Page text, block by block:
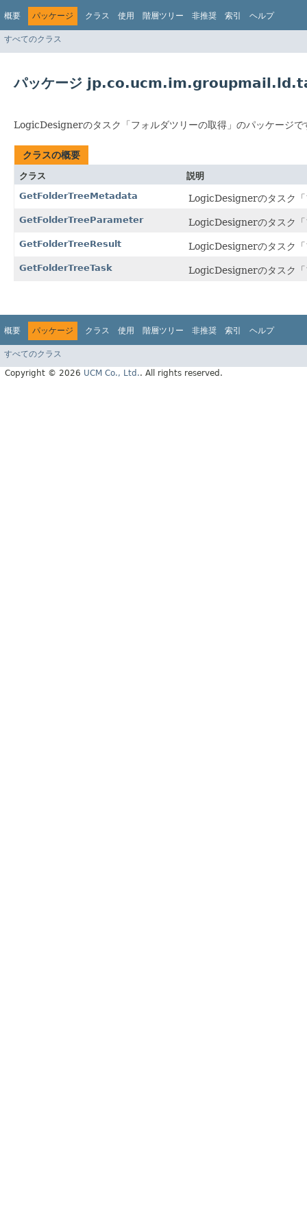
概要 パッケージ クラス 使用 階層ツリー 非推奨 索引 ヘルプ
すべてのクラス
パッケージ
LogicDesignerのタスク「フォルダツリーの取得」のパッケージで
クラスの概要
クラス
説明
GetFolderTreeMetadata
LogicDesignerのタスク「
GetFolderTreeParameter LogicDesignerのタスク「
GetFolderTreeResult LogicDesignerのタスク「
GetFolderTreeTask LogicDesignerのタスク「
概要 パッケージ クラス 使用 階層ツリー 非推奨 索引 ヘルプ
すべてのクラス
Copyright © 2026 UCM Co., Ltd.. All rights reserved.